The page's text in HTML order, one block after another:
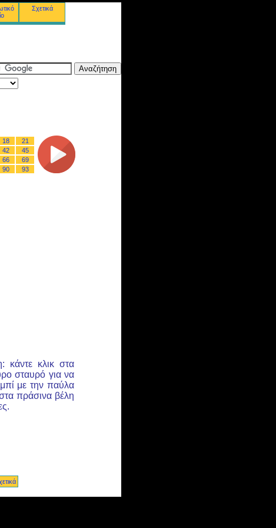
Σχετικά
18
21
42
45
66
69
90 93
κάντε κλικ στα
σταυρό για να
με την παύλα
πράσινα βέλη